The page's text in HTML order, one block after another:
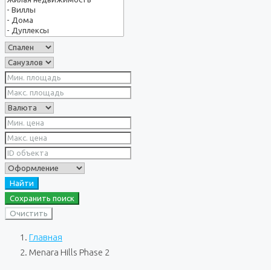
Найти
Сохранить поиск
Очистить
Главная
Menara Hills Phase 2